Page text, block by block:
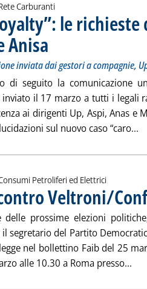
Carburanti
le
Anisa
inviata dai gestori a compagnie,
di seguito la comunicazione
inviato il 17 marzo a tutti i legali
ai dirigenti Up, Aspi, Anas e
sul nuovo caso “caro...
Petroliferi ed Elettrici
Veltroni/
delle prossime elezioni
segretario del Partito
nel bollettino Faib del 25
alle 10.30 a Roma presso...